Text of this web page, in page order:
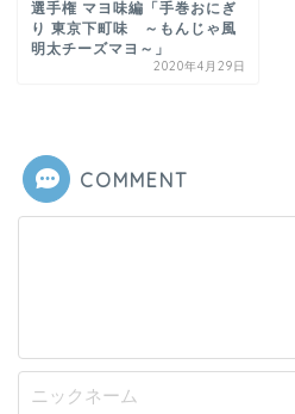
選手権 マヨ味編「手巻おにぎ
り 東京下町味 ～もんじゃ風
明太チーズマヨ～」
2020年4月29日
COMMENT